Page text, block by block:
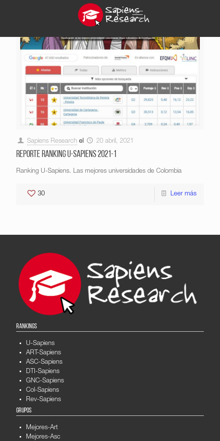
Sapiens Research el 20 abril, 2021
Reporte Ranking U-Sapiens 2021-1
Ranking U-Sapiens. Las mejores universidades de Colombia
30 Leer más
RANKINGS
U-Sapiens
ART-Sapiens
ASC-Sapiens
DTI-Sapiens
GNC-Sapiens
Col-Sapiens
Rev-Sapiens
GRUPOS
Mejores-Art
Mejores-Asc